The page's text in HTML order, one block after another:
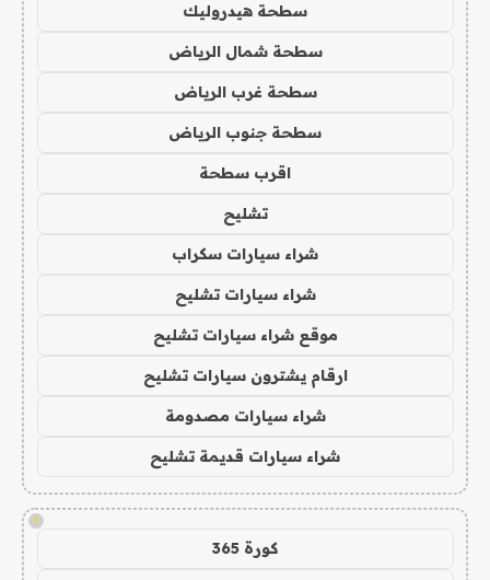
سطحة هيدروليك
سطحة شمال الرياض
سطحة غرب الرياض
سطحة جنوب الرياض
اقرب سطحة
تشليح
شراء سيارات سكراب
شراء سيارات تشليح
موقع شراء سيارات تشليح
ارقام يشترون سيارات تشليح
شراء سيارات مصدومة
شراء سيارات قديمة تشليح
!
كورة 365